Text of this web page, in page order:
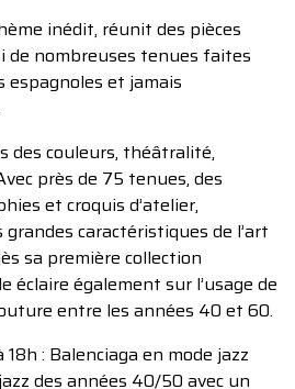
inédit, réunit des pièces
de nombreuses tenues faites
espagnoles et jamais
des couleurs, théâtralité,
près de 75 tenues, des
et croquis d’atelier,
grandes caractéristiques de l’art
sa première collection
éclaire également sur l’usage de
entre les années 40 et 60.
: Balenciaga en mode jazz
des années 40/50 avec un